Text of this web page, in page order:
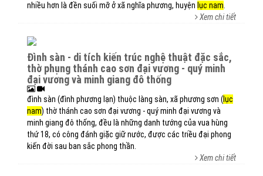
nhiều hơn là đền suối mỡ ở xã nghĩa phương, huyện lục nam
Xem chi tiết
đình sàn - di tích kiến trúc nghệ thuật đặc sắc,
thờ phụng thánh cao sơn đại vương - quý minh
đại vương và minh giang đô thống
đình sàn (đình phương lạn) thuộc làng sàn, xã phương sơn (lục
nam) thờ thánh cao sơn đại vương - quý minh đại vương và
minh giang đô thống, đều là những danh tướng của vua hùng
thứ 18, có công đánh giặc giữ nước, được các triều đại phong
kiến đời sau ban sắc phong thần.
Xem chi tiết